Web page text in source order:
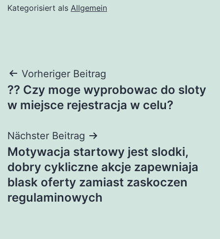
Kategorisiert als Allgemein
Beitragsnavigation
Vorheriger Beitrag
?? Czy moge wyprobowac do sloty
w miejsce rejestracja w celu?
Nächster Beitrag
Motywacja startowy jest slodki,
dobry cykliczne akcje zapewniaja
blask oferty zamiast zaskoczen
regulaminowych